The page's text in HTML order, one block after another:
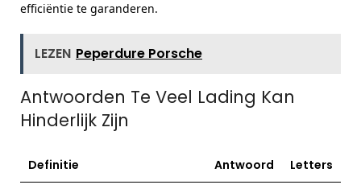
efficiëntie te garanderen.
LEZEN Peperdure Porsche
Antwoorden Te Veel Lading Kan
Hinderlijk Zijn
Definitie Antwoord Letters